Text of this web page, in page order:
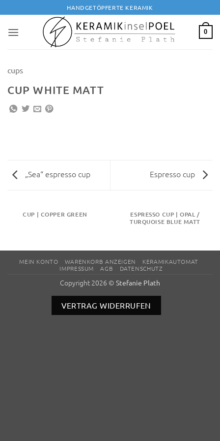
Inhalt
springen
HANDGETÖPFERTE KERAMIK
0
cups
CUP WHITE MATT
„Sea“ espresso cup Espresso cup
CUP | COPPER GREEN
ESPRESSO CUP | OPAL /
TURQUOISE BLUE MATT
MEIN KONTO WARENKORB ANZEIGEN
KERAMIKAUTOMAT
IMPRESSUM
AGB DATENSCHUTZ
Copyright 2026 © Stefanie Plath
VERTRAG WIDERRUFEN